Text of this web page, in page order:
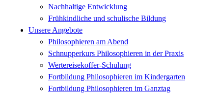
Nachhaltige Entwicklung
Frühkindliche und schulische Bildung
Unsere Angebote
Philosophieren am Abend
Schnupperkurs Philosophieren in der Praxis
Wertereisekoffer-Schulung
Fortbildung Philosophieren im Kindergarten
Fortbildung Philosophieren im Ganztag